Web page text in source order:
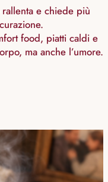
e chiede più
food, piatti caldi e
ma anche l’umore.